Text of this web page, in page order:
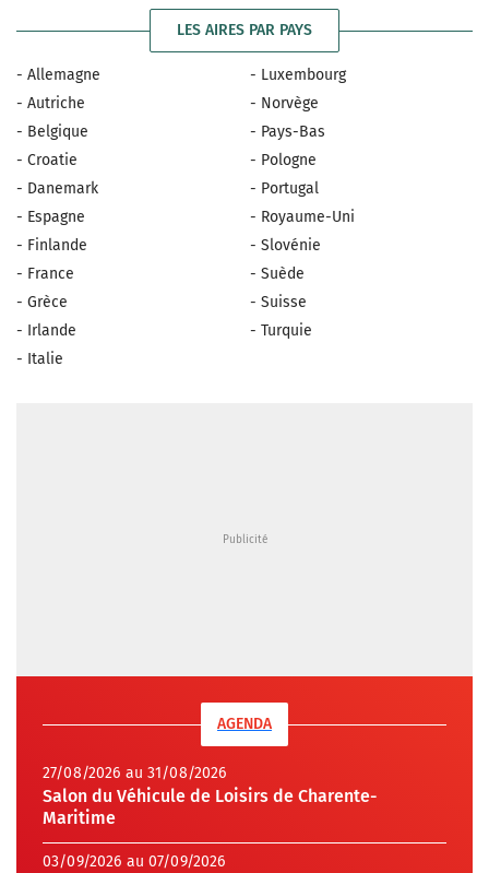
LES AIRES PAR PAYS
- Allemagne
- Autriche
- Belgique
- Croatie
- Danemark
- Espagne
- Finlande
- France
- Grèce
- Irlande
- Italie
- Luxembourg
- Norvège
- Pays-Bas
- Pologne
- Portugal
- Royaume-Uni
- Slovénie
- Suède
- Suisse
- Turquie
AGENDA
27/08/2026 au 31/08/2026
Salon du Véhicule de Loisirs de Charente-
Maritime
03/09/2026 au 07/09/2026